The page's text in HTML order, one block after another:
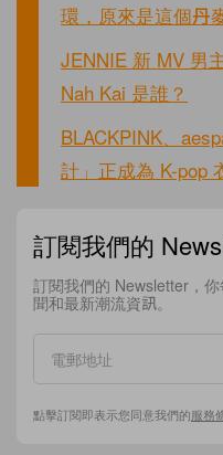
環，原來是這個丹
JENNIE 新 MV 男
Nah Kai 是誰？
BLACKPINK、
計」正成為 K-pop
訂閱我們的
訂閱我們的 Newsletter，
聞和最新潮流資訊。
點擊訂閱即表示您同意我們的服務